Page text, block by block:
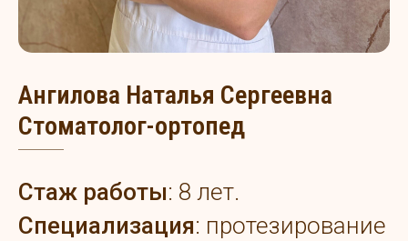
Ангилова Наталья Сергеевна
Стоматолог-ортопед
Стаж работы: 8 лет.
Специализация: протезирование